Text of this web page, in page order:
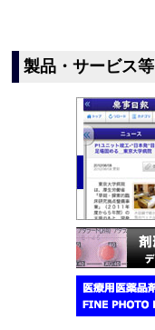
製品・サービス等